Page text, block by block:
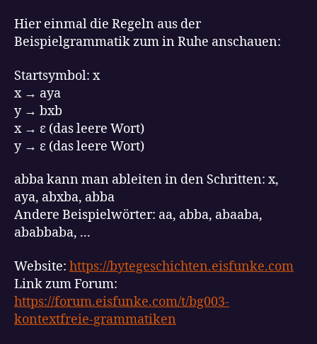
Hier einmal die Regeln aus der
Beispielgrammatik zum in Ruhe anschauen:
Startsymbol: x
x → aya
y → bxb
x → ε (das leere Wort)
y → ε (das leere Wort)
abba kann man ableiten in den Schritten: x,
aya, abxba, abba
Andere Beispielwörter: aa, abba, abaaba,
ababbaba, ...
Website: https://bytegeschichten.eisfunke.com
Link zum Forum:
https://forum.eisfunke.com/t/bg003-
kontextfreie-grammatiken